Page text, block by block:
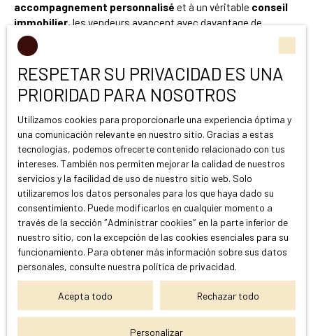
accompagnement personnalisé et à un véritable conseil
immobilier, les vendeurs avancent avec davantage de
sérénité.
Pourquoi choisir Victoire
Propriétés pour vendre à Cassis ?
Chez Victoire Propriétés, nous avons fait le choix d'un
accompagnement à taille humaine fondé sur la proximité,
l'expertise et la disponibilité. Notreagence immobilière
familiale implantée au cœur de Cassisaccompagne les
propriétaires dans leurs projets immobiliers avec rigueur et
bienveillance.
une estimation précise du bien et se poursuit jusqu'à la
signature de l'acte définitif. Pour valoriser chaque propriété,
RESPETAR SU PRIVACIDAD ES UNA
PRIORIDAD PARA NOSOTROS
Utilizamos cookies para proporcionarle una experiencia óptima y
una comunicación relevante en nuestro sitio. Gracias a estas
tecnologías, podemos ofrecerte contenido relacionado con tus
intereses. También nos permiten mejorar la calidad de nuestros
servicios y la facilidad de uso de nuestro sitio web. Solo
utilizaremos los datos personales para los que haya dado su
consentimiento. Puede modificarlos en cualquier momento a
través de la sección ″Administrar cookies″ en la parte inferior de
nuestro sitio, con la excepción de las cookies esenciales para su
funcionamiento. Para obtener más información sobre sus datos
personales, consulte nuestra política de privacidad.
Acepta todo Rechazar todo
Personalizar